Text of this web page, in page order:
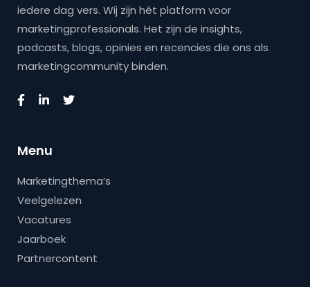
iedere dag vers. Wij zijn hét platform voor
marketingprofessionals. Het zijn de insights,
podcasts, blogs, opinies en recencies die ons als
marketingcommunity binden.
Menu
Marketingthema’s
Veelgelezen
Vacatures
Jaarboek
Partnercontent